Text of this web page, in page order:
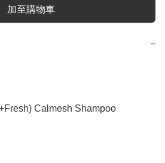
加至購物車
−
Calmesh Shampoo